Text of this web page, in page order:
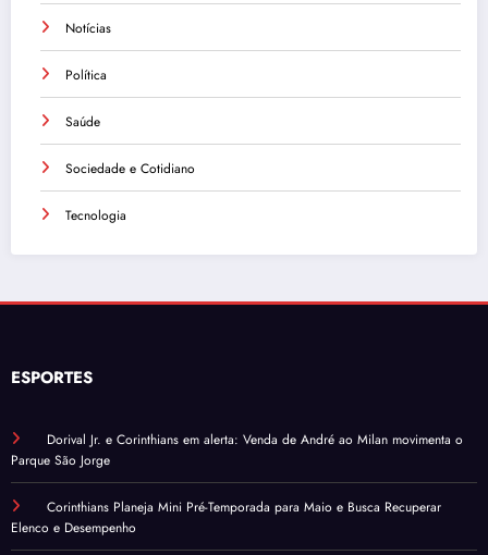
Notícias
Política
Saúde
Sociedade e Cotidiano
Tecnologia
ESPORTES
Dorival Jr. e Corinthians em alerta: Venda de André ao Milan movimenta o
Parque São Jorge
Corinthians Planeja Mini Pré-Temporada para Maio e Busca Recuperar
Elenco e Desempenho